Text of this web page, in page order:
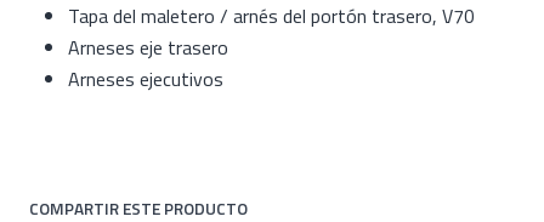
Tapa del maletero / arnés del portón trasero, V70
Arneses eje trasero
Arneses ejecutivos
COMPARTIR ESTE PRODUCTO